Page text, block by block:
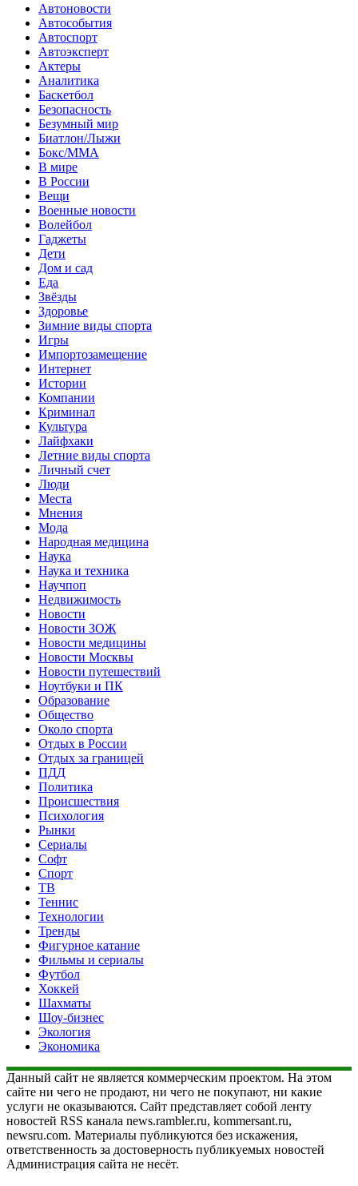
Автоновости
Автособытия
Автоспорт
Автоэксперт
Актеры
Аналитика
Баскетбол
Безопасность
Безумный мир
Биатлон/Лыжи
Бокс/MMA
В мире
В России
Вещи
Военные новости
Волейбол
Гаджеты
Дети
Дом и сад
Еда
Звёзды
Здоровье
Зимние виды спорта
Игры
Импортозамещение
Интернет
Истории
Компании
Криминал
Культура
Лайфхаки
Летние виды спорта
Личный счет
Люди
Места
Мнения
Мода
Народная медицина
Наука
Наука и техника
Научпоп
Недвижимость
Новости
Новости ЗОЖ
Новости медицины
Новости Москвы
Новости путешествий
Ноутбуки и ПК
Образование
Общество
Около спорта
Отдых в России
Отдых за границей
ПДД
Политика
Происшествия
Психология
Рынки
Сериалы
Софт
Спорт
ТВ
Теннис
Технологии
Тренды
Фигурное катание
Фильмы и сериалы
Футбол
Хоккей
Шахматы
Шоу-бизнес
Экология
Экономика
Данный сайт не является коммерческим проектом. На этом
сайте ни чего не продают, ни чего не покупают, ни какие
услуги не оказываются. Сайт представляет собой ленту
новостей RSS канала news.rambler.ru, kommersant.ru,
newsru.com. Материалы публикуются без искажения,
ответственность за достоверность публикуемых новостей
Администрация сайта не несёт.